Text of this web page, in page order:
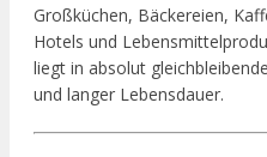
Großküchen, Bäckereien,
Hotels und
liegt in absolut
und langer Lebensdauer.